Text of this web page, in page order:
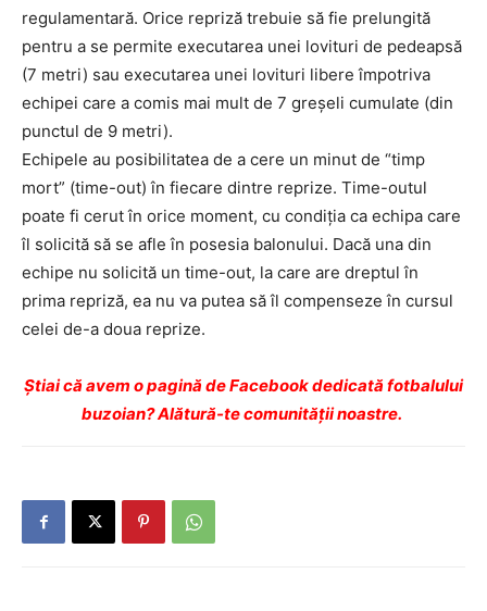
regulamentară. Orice repriză trebuie să fie prelungită
pentru a se permite executarea unei lovituri de pedeapsă
(7 metri) sau executarea unei lovituri libere împotriva
echipei care a comis mai mult de 7 greşeli cumulate (din
punctul de 9 metri).
Echipele au posibilitatea de a cere un minut de “timp
mort” (time-out) în fiecare dintre reprize. Time-outul
poate fi cerut în orice moment, cu condiţia ca echipa care
îl solicită să se afle în posesia balonului. Dacă una din
echipe nu solicită un time-out, la care are dreptul în
prima repriză, ea nu va putea să îl compenseze în cursul
celei de-a doua reprize.
Ştiai că avem o pagină de Facebook dedicată fotbalului
buzoian? Alătură-te comunității noastre.